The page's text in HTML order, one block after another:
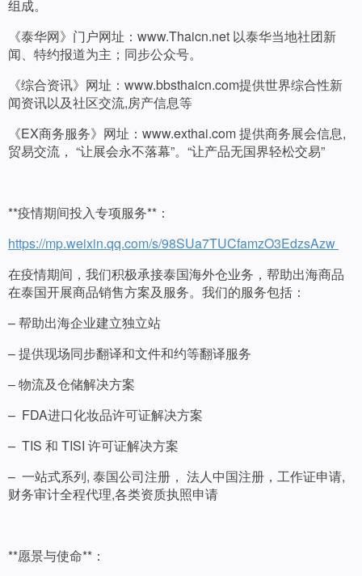
组成。
《泰华网》门户网址：www.Thaicn.net 以泰华当地社团新
闻、特约报道为主；同步公众号。
《综合资讯》网址：www.bbsthaicn.com提供世界综合性新
闻资讯以及社区交流,房产信息等
《EX商务服务》网址：www.exthai.com 提供商务展会信息,
贸易交流， “让展会永不落幕”。“让产品无国界轻松交易”
**疫情期间投入专项服务**：
https://mp.weixin.qq.com/s/98SUa7TUCfamzO3EdzsAzw
在疫情期间，我们积极承接泰国海外仓业务，帮助出海商品
在泰国开展商品销售方案及服务。我们的服务包括：
– 帮助出海企业建立独立站
– 提供现场同步翻译和文件和约等翻译服务
– 物流及仓储解决方案
– FDA进口化妆品许可证解决方案
– TIS 和 TISI 许可证解决方案
– 一站式系列, 泰国公司注册， ​法人中国注册，工作证申请,
财务审计全程代理,各类资质执照申请
**愿景与使命**：